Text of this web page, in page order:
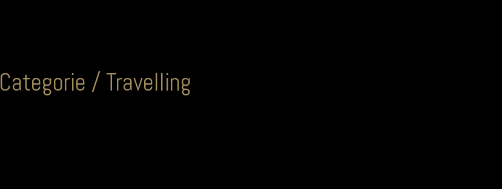
Categorie /Travelling